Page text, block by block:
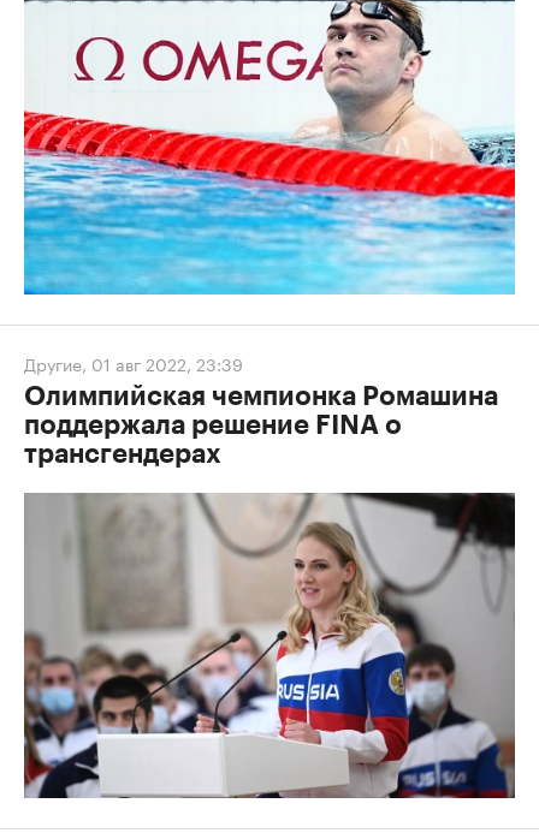
Другие, 01 авг 2022, 23:39
Олимпийская чемпионка Ромашина
поддержала решение FINA о
трансгендерах